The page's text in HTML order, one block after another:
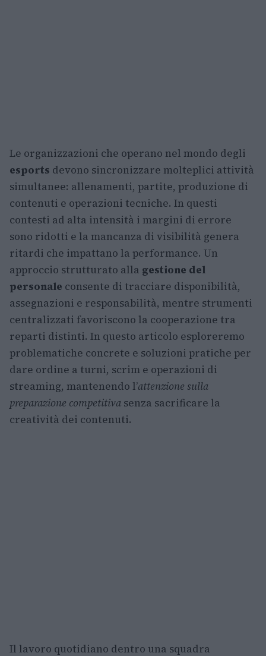
Le organizzazioni che operano nel mondo degli
esports devono sincronizzare molteplici attività
simultanee: allenamenti, partite, produzione di
contenuti e operazioni tecniche. In questi
contesti ad alta intensità i margini di errore
sono ridotti e la mancanza di visibilità genera
ritardi che impattano la performance. Un
approccio strutturato alla gestione del
personale consente di tracciare disponibilità,
assegnazioni e responsabilità, mentre strumenti
centralizzati favoriscono la cooperazione tra
reparti distinti. In questo articolo esploreremo
problematiche concrete e soluzioni pratiche per
dare ordine a turni, scrim e operazioni di
streaming, mantenendo l’attenzione sulla
preparazione competitiva senza sacrificare la
creatività dei contenuti.
Il lavoro quotidiano dentro una squadra